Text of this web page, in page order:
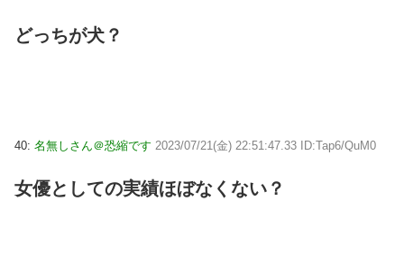
どっちが犬？
40: 名無しさん＠恐縮です 2023/07/21(金) 22:51:47.33 ID:Tap6/QuM0
女優としての実績ほぼなくない？